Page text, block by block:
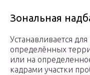
Зональная
Устанавливается
определённых
или на
кадрами участки